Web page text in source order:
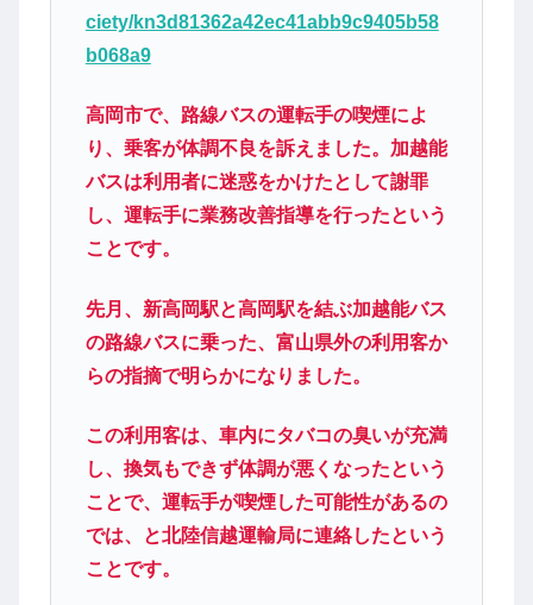
ciety/kn3d81362a42ec41abb9c9405b58
b068a9
高岡市で、路線バスの運転手の喫煙によ
り、乗客が体調不良を訴えました。加越能
バスは利用者に迷惑をかけたとして謝罪
し、運転手に業務改善指導を行ったという
ことです。
先月、新高岡駅と高岡駅を結ぶ加越能バス
の路線バスに乗った、富山県外の利用客か
らの指摘で明らかになりました。
この利用客は、車内にタバコの臭いが充満
し、換気もできず体調が悪くなったという
ことで、運転手が喫煙した可能性があるの
では、と北陸信越運輸局に連絡したという
ことです。